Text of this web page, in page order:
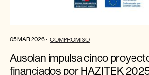
05 MAR 2026 COMPROMISO
Ausolan impulsa cinco
financiados por HAZITEK